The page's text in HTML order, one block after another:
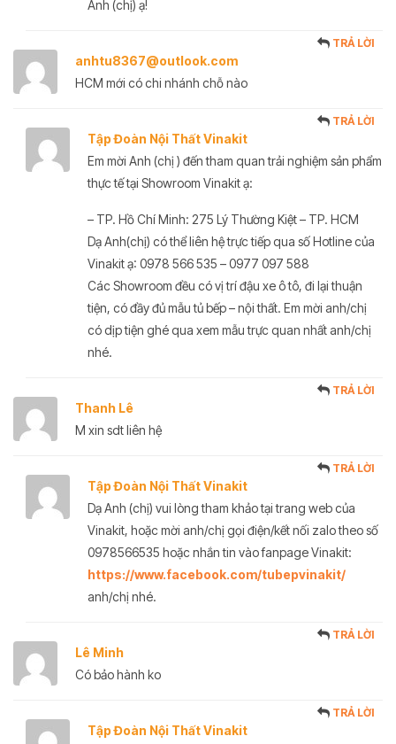
Anh (chị) ạ!
anhtu8367@outlook.com
TRẢ LỜI
HCM mới có chi nhánh chỗ nào
Tập Đoàn Nội Thất Vinakit
TRẢ LỜI
Em mời Anh (chị ) đến tham quan trải nghiệm sản phẩm
thực tế tại Showroom Vinakit ạ:
– TP. Hồ Chí Minh: 275 Lý Thường Kiệt – TP. HCM
Dạ Anh(chị) có thể liên hệ trực tiếp qua số Hotline của
Vinakit ạ: 0978 566 535 – 0977 097 588
Các Showroom đều có vị trí đậu xe ô tô, đi lại thuận
tiện, có đầy đủ mẫu tủ bếp – nội thất. Em mời anh/chị
có dịp tiện ghé qua xem mẫu trực quan nhất anh/chị
nhé.
Thanh Lê
TRẢ LỜI
M xin sdt liên hệ
Tập Đoàn Nội Thất Vinakit
TRẢ LỜI
Dạ Anh (chị) vui lòng tham khảo tại trang web của
Vinakit, hoặc mời anh/chị gọi điện/kết nối zalo theo số
0978566535 hoặc nhắn tin vào fanpage Vinakit:
https://www.facebook.com/tubepvinakit/
anh/chị nhé.
Lê Minh
TRẢ LỜI
Có bảo hành ko
Tập Đoàn Nội Thất Vinakit
TRẢ LỜI